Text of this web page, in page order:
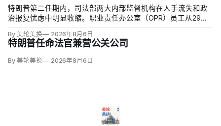
特朗普第二任期内，司法部两大内部监督机构在人手流失和政
治报复忧虑中明显收缩。职业责任办公室（OPR）员工从29人
收到1666宗投诉，为2005年以来最高，却只启动7项调查，创
20年新低，低于过去十年年均18项。
By 美轮美换 2026年8月6日
特朗普任命法官兼营公关公司
By 美轮美换 2026年8月6日